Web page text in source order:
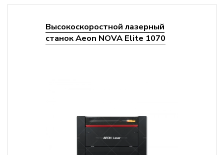
Высокоскоростной лазерный
станок Aeon NOVA Elite 1070